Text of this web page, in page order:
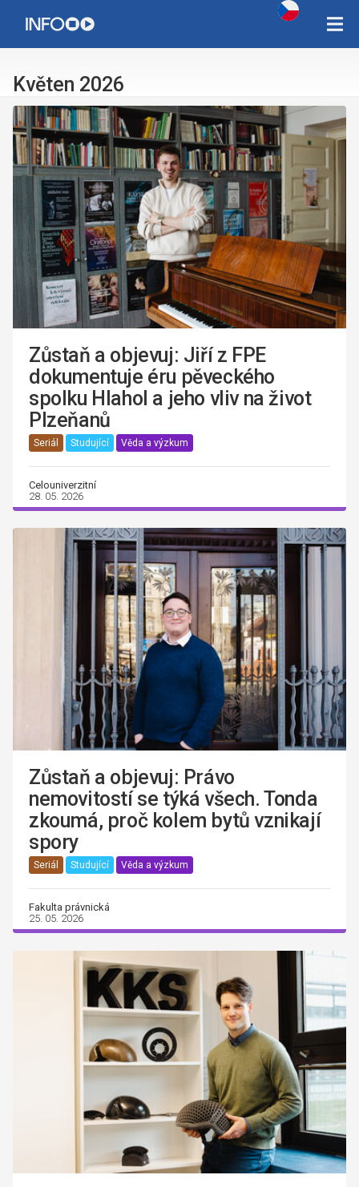
Květen 2026
Zůstaň a objevuj: Jiří z FPE
dokumentuje éru pěveckého
spolku Hlahol a jeho vliv na život
Plzeňanů
Seriál Studující Věda a výzkum
Celouniverzitní
28. 05. 2026
Zůstaň a objevuj: Právo
nemovitostí se týká všech. Tonda
zkoumá, proč kolem bytů vznikají
spory
Seriál Studující Věda a výzkum
Fakulta právnická
25. 05. 2026
Copyright Západočeská univerzita v Plzni 2015 - 2026,